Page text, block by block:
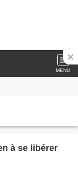
MENU
à se libérer